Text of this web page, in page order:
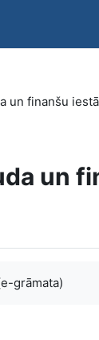
un finanšu
un
grāmata)